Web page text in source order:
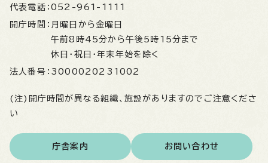
代表電話： 052-961-1111
開庁時間： 月曜日から金曜日
午前8時45分から午後5時15分まで
休日・祝日・年末年始を除く
法人番号： 3000020231002
(注)開庁時間が異なる組織、施設がありますのでご注意くださ
い
庁舎案内 お問い合わせ